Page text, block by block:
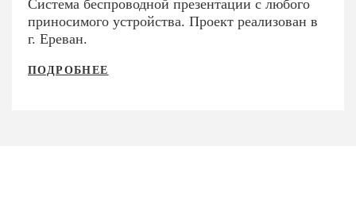
Система беспроводной презентации с любого
приносимого устройства. Проект реализован в
г. Ереван.
ПОДРОБНЕЕ